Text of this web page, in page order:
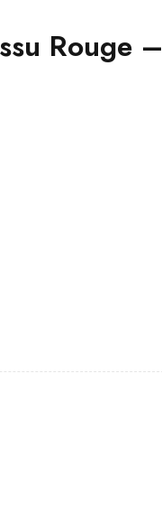
Rouge –